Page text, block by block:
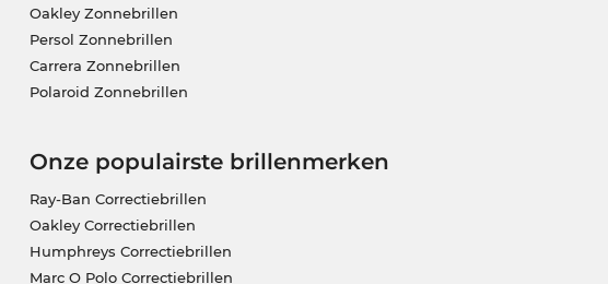
Oakley Zonnebrillen
Persol Zonnebrillen
Carrera Zonnebrillen
Polaroid Zonnebrillen
Onze populairste brillenmerken
Ray-Ban Correctiebrillen
Oakley Correctiebrillen
Humphreys Correctiebrillen
Marc O Polo Correctiebrillen